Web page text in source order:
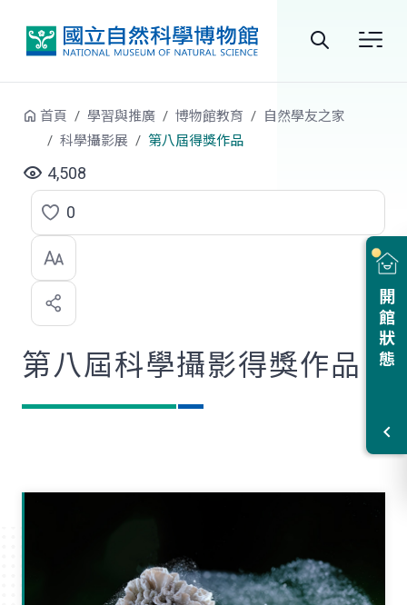
站
開館狀態
首頁 學習與推廣 博物館教育
自然學友之家
科學攝影展
第八屆得獎作品
4,508
點
選
喜
歡
0
第八屆科學攝影得獎作品